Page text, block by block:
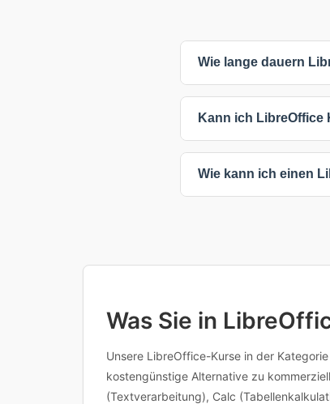
Wie lange dauern
sind oft kürzer,
Kann ich LibreOffice
während Präsenzkurse
angepasst werden.
Wie kann ich einen
Was Sie in
Unsere LibreOffice-Kurse in der
kostengünstige Alternative zu
(Textverarbeitung), Calc